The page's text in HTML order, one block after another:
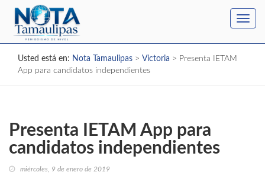
Usted está en: Nota Tamaulipas > Victoria > Presenta IETAM
App para candidatos independientes
Presenta IETAM App para
candidatos independientes
miércoles, 9 de enero de 2019